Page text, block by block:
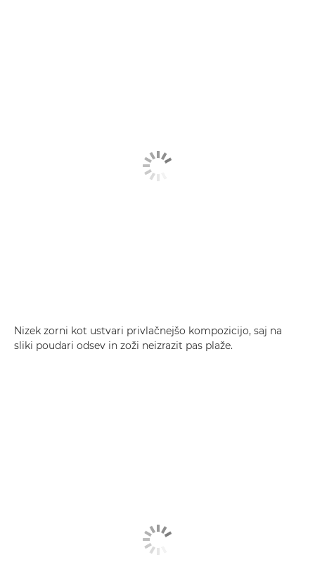
Nizek zorni kot ustvari privlačnejšo kompozicijo, saj na
sliki poudari odsev in zoži neizrazit pas plaže.